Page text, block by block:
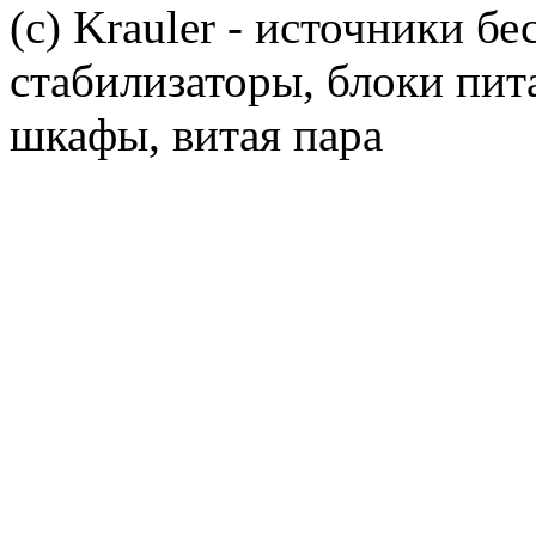
(c) Krauler - источники
стабилизаторы, блоки
шкафы, витая пара